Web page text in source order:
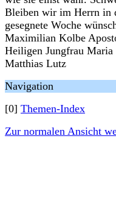
Bleiben wir im Herrn in
gesegnete Woche
Maximilian Kolbe
Heiligen Jungfrau Maria
Matthias Lutz
Navigation
[0] Themen-Index
Zur normalen Ansicht